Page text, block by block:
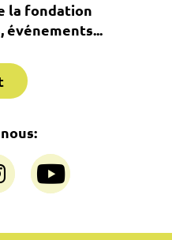
la fondation
événements...